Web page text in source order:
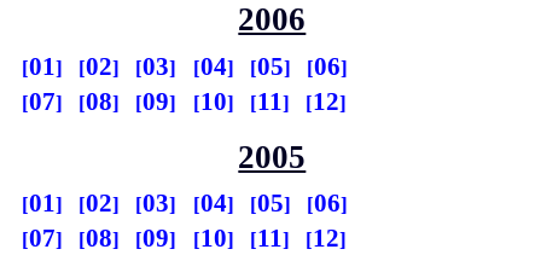
2006
01 02 03 04 05
06
07
08 09 10 11 12
2005
01 02 03 04 05
06
07
08 09 10 11 12